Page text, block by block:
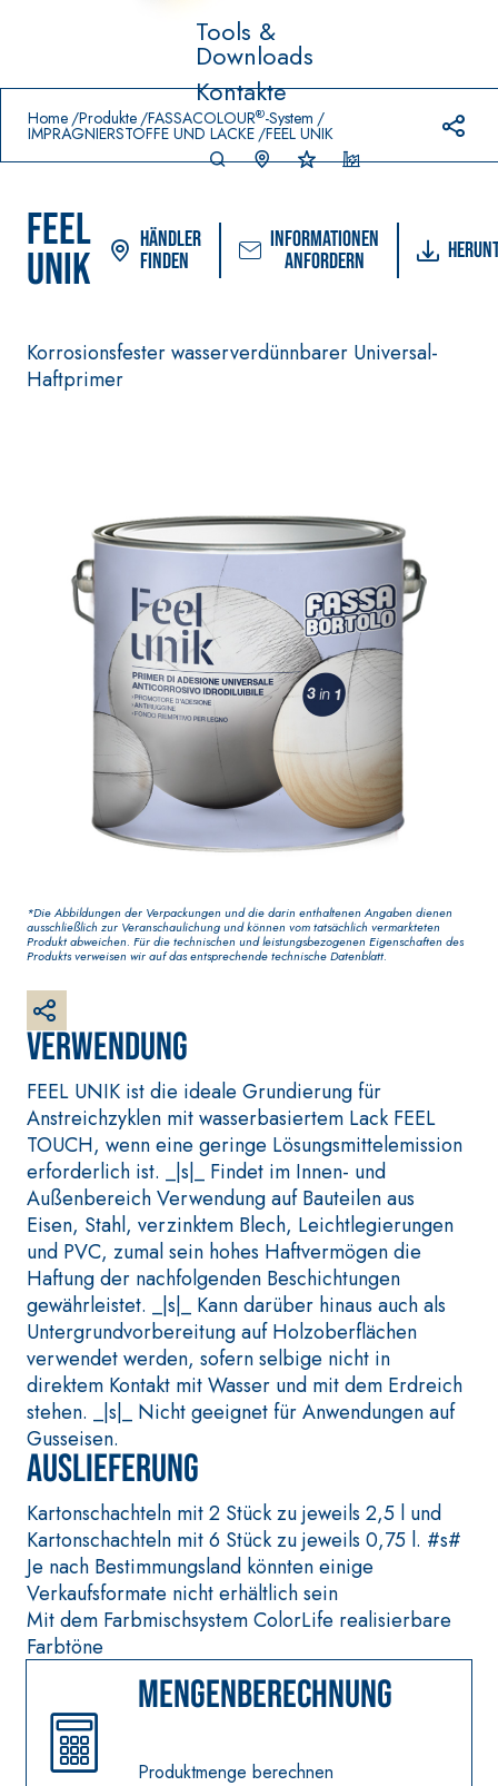
Tools &
Downloads
Kontakte
Home Produkte FASSACOLOUR®-System
IMPRÄGNIERSTOFFE UND LACKE FEEL UNIK
FEEL
UNIK
Händler
finden
Informationen
anfordern
Korrosionsfester wasserverdünnbarer Universal-
Haftprimer
Verwendung
FEEL UNIK ist die ideale Grundierung für
Anstreichzyklen mit wasserbasiertem Lack FEEL
TOUCH, wenn eine geringe Lösungsmittelemission
erforderlich ist. _|s|_ Findet im Innen- und
Außenbereich Verwendung auf Bauteilen aus
Eisen, Stahl, verzinktem Blech, Leichtlegierungen
und PVC, zumal sein hohes Haftvermögen die
Haftung der nachfolgenden Beschichtungen
gewährleistet. _|s|_ Kann darüber hinaus auch als
Untergrundvorbereitung auf Holzoberflächen
verwendet werden, sofern selbige nicht in
direktem Kontakt mit Wasser und mit dem Erdreich
stehen. _|s|_ Nicht geeignet für Anwendungen auf
Gusseisen.
Auslieferung
Kartonschachteln mit 2 Stück zu jeweils 2,5 l und
Kartonschachteln mit 6 Stück zu jeweils 0,75 l. #s#
Je nach Bestimmungsland könnten einige
Verkaufsformate nicht erhältlich sein
Mit dem Farbmischsystem ColorLife realisierbare
Farbtöne
Mengenberechnung
Produktmenge berechnen
*Die Abbildungen der Verpackungen und die darin enthaltenen Angaben dienen
ausschließlich zur Veranschaulichung und können vom tatsächlich vermarkteten
Produkt abweichen. Für die technischen und leistungsbezogenen Eigenschaften des
Produkts verweisen wir auf das entsprechende technische Datenblatt.
Prodotti in primo piano
VERLEGESYSTEM FÜR
BODEN- UND
WANDBELÄGE
Elastische,
einkomponentige
Dichtmasse auf
Polymer-Zement-Basis
FASSACOLOU
R
hoher Qualität, für
den Innenbereich
PRODUKTE AUF BASIS
VON LUFTKALK
KB 13 EVOLUTION
auf Basis von Luftkalk,
für innen und außen
GYPSOTECH
GYPSOTECH®
GNUM TIPO DEFH1IR
Gipskartonplatte
BETONINSTANDSETZUN
GS-SYSTEM
THIXOTROPE
PRODUKTE
GEOACTIVE R4 40
Polymermodifizierter,
thixotroper und
faserverstärkter
Schnellmörtel
bestehend aus
speziellen
sulfatbeständigen
Bindern, für die
Passivierung, die
Reparatur, die
Verspachtelung und
den Schutz von
Betonbauwerken
VERLEGESYSTEM FÜR
BODEN- UND
WANDBELÄGE
FASSAFLOOR –
VERLEGEGRÜNDE
FASSAFLOOR LA 8.30
und Quarzbasis mit
hoher
Wärmeleitfähigkeit,
für die Anfertigung
von Heizestrichen
Schichtstärke in
Innenbereichen.